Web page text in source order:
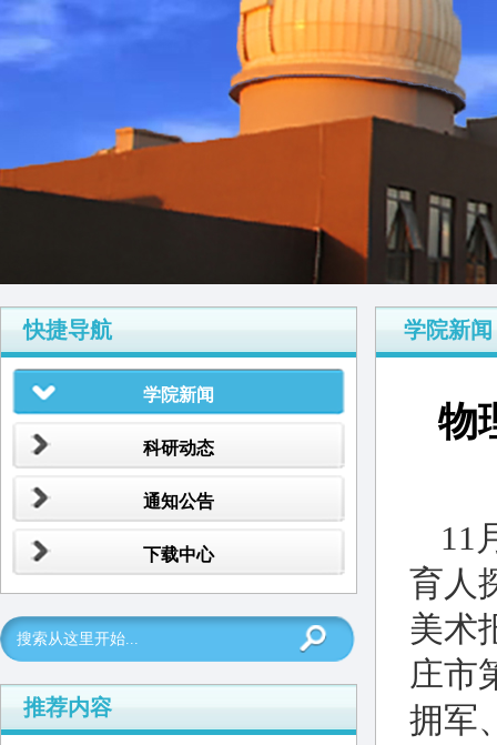
快捷导航
学院新闻
科研动态
通知公告
下载中心
推荐内容
学院新闻
物
11
育人
美术
庄市
拥军